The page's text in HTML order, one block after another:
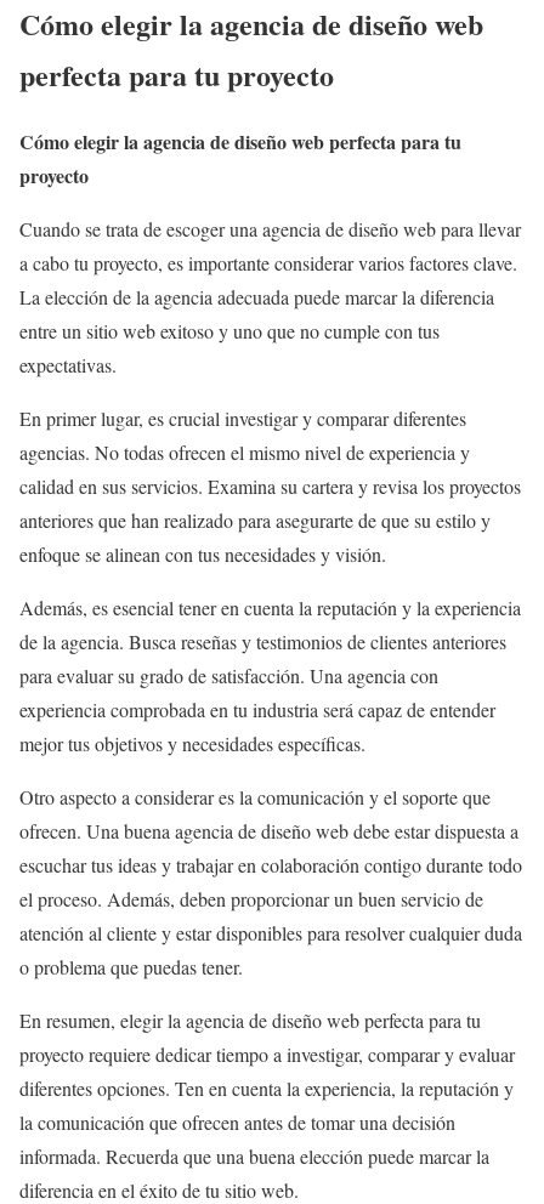
Cómo elegir la agencia de diseño web
perfecta para tu proyecto
Cómo elegir la agencia de diseño web perfecta para tu
proyecto
Cuando se trata de escoger una agencia de diseño web para llevar
a cabo tu proyecto, es importante considerar varios factores clave.
La elección de la agencia adecuada puede marcar la diferencia
entre un sitio web exitoso y uno que no cumple con tus
expectativas.
En primer lugar, es crucial investigar y comparar diferentes
agencias. No todas ofrecen el mismo nivel de experiencia y
calidad en sus servicios. Examina su cartera y revisa los proyectos
anteriores que han realizado para asegurarte de que su estilo y
enfoque se alinean con tus necesidades y visión.
Además, es esencial tener en cuenta la reputación y la experiencia
de la agencia. Busca reseñas y testimonios de clientes anteriores
para evaluar su grado de satisfacción. Una agencia con
experiencia comprobada en tu industria será capaz de entender
mejor tus objetivos y necesidades específicas.
Otro aspecto a considerar es la comunicación y el soporte que
ofrecen. Una buena agencia de diseño web debe estar dispuesta a
escuchar tus ideas y trabajar en colaboración contigo durante todo
el proceso. Además, deben proporcionar un buen servicio de
atención al cliente y estar disponibles para resolver cualquier duda
o problema que puedas tener.
En resumen, elegir la agencia de diseño web perfecta para tu
proyecto requiere dedicar tiempo a investigar, comparar y evaluar
diferentes opciones. Ten en cuenta la experiencia, la reputación y
la comunicación que ofrecen antes de tomar una decisión
informada. Recuerda que una buena elección puede marcar la
diferencia en el éxito de tu sitio web.